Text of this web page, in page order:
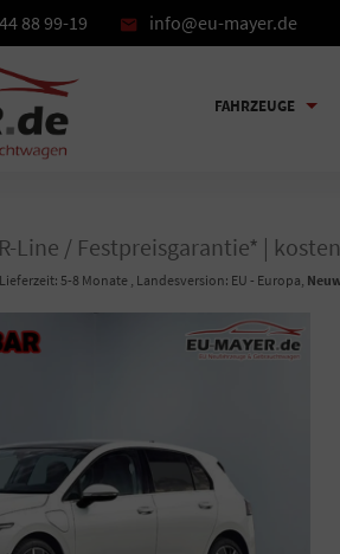
88 99-19 info@eu-mayer.de
FAHRZEUGE
R-Line / Festpreisgarantie* |
5-8 Monate , Landesversion: EU - Europa,